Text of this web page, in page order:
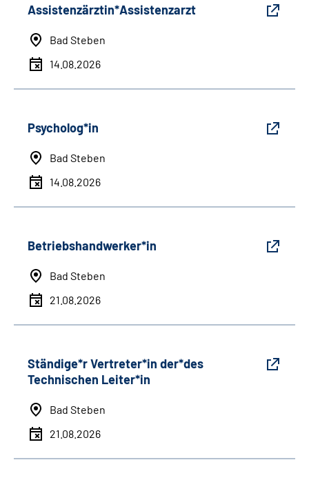
Assistenzärztin*Assistenzarzt
Bad Steben
14.08.2026
Psycholog*in
Bad Steben
14.08.2026
Betriebshandwerker*in
Bad Steben
21.08.2026
Ständige*r Vertreter*in der*des
Technischen Leiter*in
Bad Steben
21.08.2026